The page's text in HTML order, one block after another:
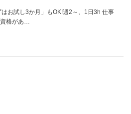
はお試し3か月」もOK!週2～、1日3h 仕事
格があ…